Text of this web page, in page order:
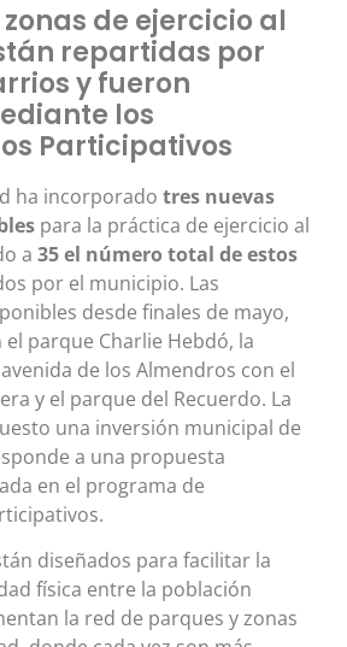
de ejercicio al
repartidas por
y fueron
los
Participativos
ha incorporado tres nuevas
para la práctica de ejercicio al
a 35 el número total de estos
por el municipio. Las
desde finales de mayo,
parque Charlie Hebdó, la
de los Almendros con el
y el parque del Recuerdo. La
una inversión municipal de
a una propuesta
en el programa de
diseñados para facilitar la
física entre la población
la red de parques y zonas